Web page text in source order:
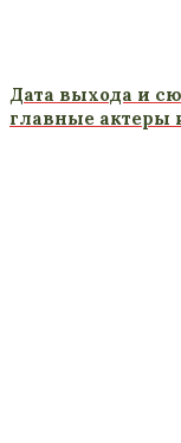
Дата выхода и
главные актеры